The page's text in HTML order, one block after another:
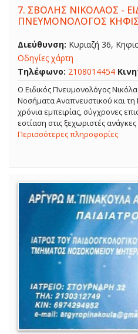
7. ΣΒΟΛΗΣ ΝΙΚΟΛΑΟΣ -
ΠΝΕΥΜΟΝΟΛΟΓΟΣ
Διεύθυνση: Κυριαζή 36,
Οδηγίες χάρτη
Τηλέφωνο: 2108014454
O Ειδικός Πνευμονολόγος
Νοσήματα Αναπνευστικού και
χρόνια εμπειρίας, σύγχρονες
εστίαση στις ξεχωριστές
Περισσότερες πληροφορίες